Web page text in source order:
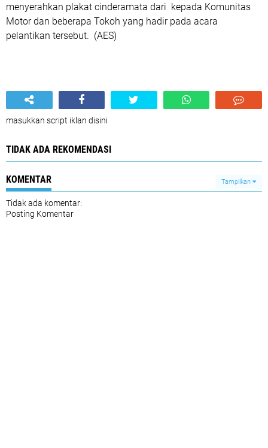
menyerahkan plakat cinderamata dari kepada Komunitas
Motor dan beberapa Tokoh yang hadir pada acara
pelantikan tersebut. (AES)
masukkan script iklan disini
TIDAK ADA REKOMENDASI
KOMENTAR Tampilkan
Tidak ada komentar:
Posting Komentar